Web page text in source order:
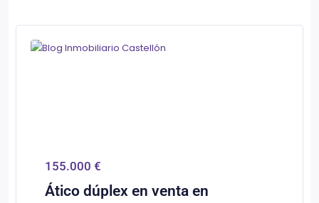
0 Castellón/Castelló
155.000 €
Ático dúplex en venta en